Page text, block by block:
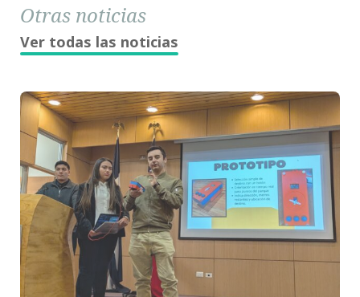
Otras noticias
Ver todas las noticias